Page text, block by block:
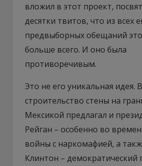
вложил в этот проект,
десятки твитов, что из всех
предвыборных обещаний
больше всего. И оно была
противоречивым.
Это не его уникальная идея.
строительство стены на
Мексикой предлагал и
Рейган – особенно во
войны с наркомафией, а
Клинтон – демократический